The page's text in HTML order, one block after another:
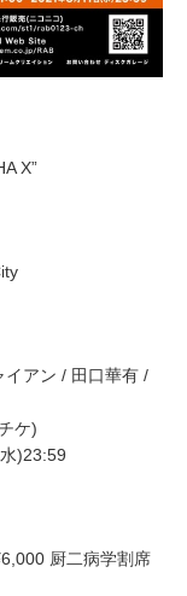
X”
アン / 田口華有 /
ケ)
)23:59
厨二病学割席